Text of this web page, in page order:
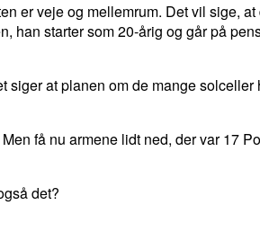
er veje og mellemrum. Det vil sige,
starter som 20-årig og går på
at planen om de mange
få nu armene lidt ned, der var 17
det?